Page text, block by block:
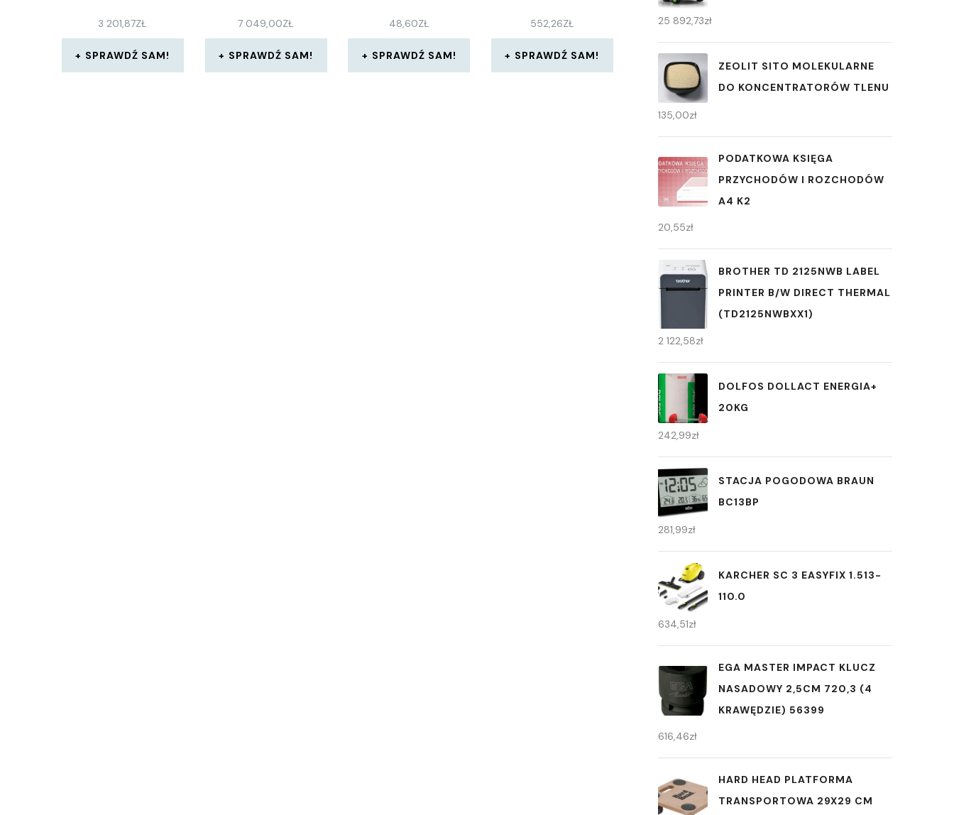
3 201,87ZŁ
SPRAWDŹ SAM!
7 049,00ZŁ
SPRAWDŹ SAM!
48,60ZŁ
SPRAWDŹ SAM!
552,26ZŁ
SPRAWDŹ SAM!
25 892,73zł
ZEOLIT SITO MOLEKULARNE
DO KONCENTRATORÓW TLENU
135,00zł
PODATKOWA KSIĘGA
PRZYCHODÓW I ROZCHODÓW
A4 K2
20,55zł
BROTHER TD 2125NWB LABEL
PRINTER B/W DIRECT THERMAL
(TD2125NWBXX1)
2 122,58zł
DOLFOS DOLLACT ENERGIA+
20KG
242,99zł
STACJA POGODOWA BRAUN
BC13BP
281,99zł
KARCHER SC 3 EASYFIX 1.513-
110.0
634,51zł
EGA MASTER IMPACT KLUCZ
NASADOWY 2,5CM 720,3 (4
KRAWĘDZIE) 56399
616,46zł
HARD HEAD PLATFORMA
TRANSPORTOWA 29X29 CM